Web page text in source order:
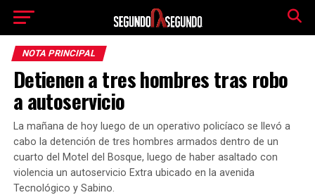
NOTA PRINCIPAL
Detienen a tres hombres tras robo
a autoservicio
La mañana de hoy luego de un operativo policíaco se llevó a
cabo la detención de tres hombres armados dentro de un
cuarto del Motel del Bosque, luego de haber asaltado con
violencia un autoservicio Extra ubicado en la avenida
Tecnológico y Sabino.